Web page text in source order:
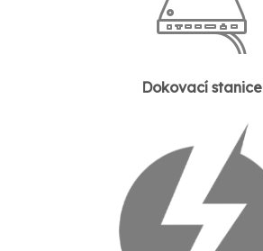
Dokovací stanice